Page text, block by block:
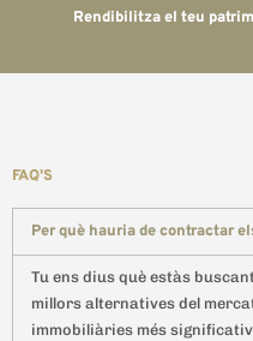
Rendibilitza el teu
FAQ'S
Per què hauria de contractar
Tu ens dius què estàs
millors alternatives del
immobiliàries més